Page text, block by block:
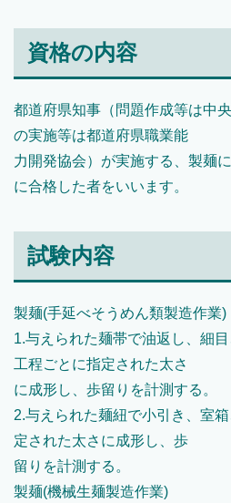
資格の内容
都道府県知事（問題作成等は中
の実施等は都道府県職業能
力開発協会）が実施する、製麺
に合格した者をいいます。
試験内容
製麺(手延べそうめん類製造作業)
1.与えられた麺帯で油返し、細
工程ごとに指定された太さ
に成形し、歩留りを計測する。
2.与えられた麺紐で小引き、室
定された太さに成形し、歩
留りを計測する。
製麺(機械生麺製造作業)